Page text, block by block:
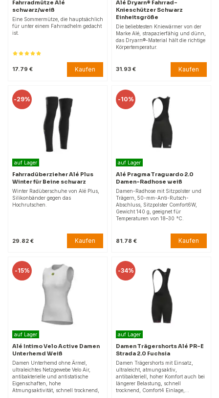
Fahrradmütze Alé
schwarz/weiß
Eine Sommermütze, die hauptsächlich
für unter einem Fahrradhelm gedacht
ist.
17.79 € Kaufen
Alé Dryarn® Fahrrad-
Knieschützer Schwarz
Einheitsgröße
Die beliebtesten Kniewärmer von der
Marke Alé, strapazierfähig und dünn,
das Dryarn®-Material hält die richtige
Körpertemperatur.
31.93 € Kaufen
-29%
auf Lager
Fahrradüberzieher Alé Plus
Winter für Beine schwarz
Winter Radüberschuhe von Alé Plus,
Silikonbänder gegen das
Hochrutschen.
29.82 € Kaufen
-10%
auf Lager
Alé Pragma Traguardo 2.0
Damen-Radhose weiß
Damen-Radhose mit Sitzpolster und
Trägern, 50-mm-Anti-Rutsch-
Abschluss, Sitzpolster Comfort6W,
Gewicht 140 g, geeignet für
Temperaturen von 18–30 °C.
81.78 € Kaufen
-15%
auf Lager
Alé Intimo Velo Active Damen
Unterhemd Weiß
Damen Unterhemd ohne Ärmel,
ultraleichtes Netzgewebe Velo Air,
antibakterielle und antistatische
Eigenschaften, hohe
Atmungsaktivität, schnell trocknend,
-34%
auf Lager
Damen Trägershorts Alé PR-E
Strada 2.0 Fuchsia
Damen Trägershorts mit Einsatz,
ultraleicht, atmungsaktiv,
antibakteriell, hoher Komfort auch bei
längerer Belastung, schnell
trocknend, Comfort4 Einlage,…